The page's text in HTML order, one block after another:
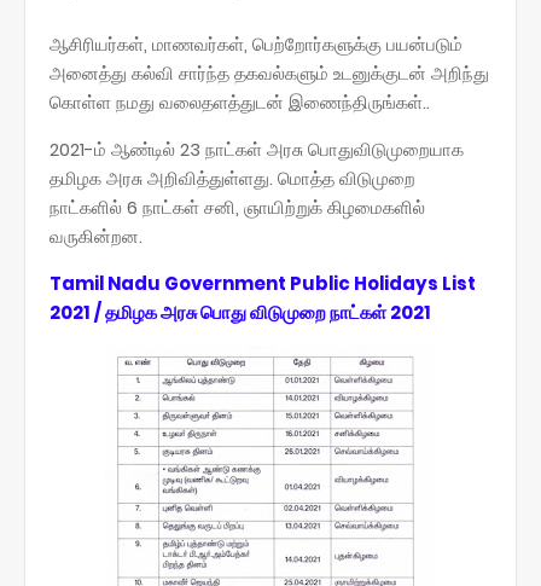
ஆசிரியர்கள், மாணவர்கள், பெற்றோர்களுக்கு பயன்படும்
அனைத்து கல்வி சார்ந்த தகவல்களும் உடனுக்குடன் அறிந்து
கொள்ள நமது வலைதளத்துடன் இணைந்திருங்கள்..
2021-ம் ஆண்டில் 23 நாட்கள் அரசு பொதுவிடுமுறையாக
தமிழக அரசு அறிவித்துள்ளது. மொத்த விடுமுறை
நாட்களில் 6 நாட்கள் சனி, ஞாயிற்றுக் கிழமைகளில்
வருகின்றன.
Tamil Nadu Government Public Holidays List
2021 / தமிழக அரசு பொது விடுமுறை நாட்கள் 2021